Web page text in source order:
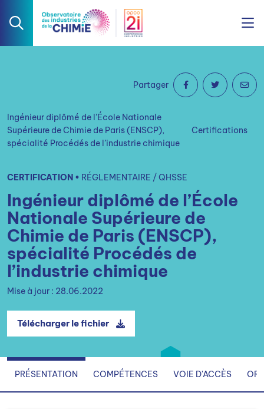
Ingénieur diplômé de l’École Nationale
Supérieure de Chimie de Paris (ENSCP),
spécialité Procédés de l’industrie chimique
Certifications
CERTIFICATION • RÉGLEMENTAIRE / QHSSE
Ingénieur diplômé de l’École
Nationale Supérieure de
Chimie de Paris (ENSCP),
spécialité Procédés de
l’industrie chimique
Mise à jour : 28.06.2022
Télécharger le fichier
Partager
PRÉSENTATION COMPÉTENCES VOIE D'ACCÈS